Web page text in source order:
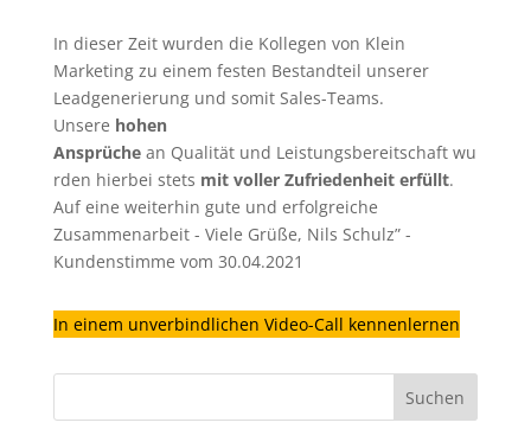
In dieser Zeit wurden die Kollegen von Klein
Marketing zu einem festen Bestandteil unserer
Leadgenerierungund somit Sales-Teams.
Unsere hohen
Ansprüchean Qualität und Leistungsbereitschaft wu
rden hierbei stets mit voller Zufriedenheit erfüllt.
Auf eine weiterhin gute und erfolgreiche
Zusammenarbeit - Viele Grüße, Nils Schulz” -
Kundenstimme vom 30.04.2021
In einem unverbindlichen Video-Call kennenlernen